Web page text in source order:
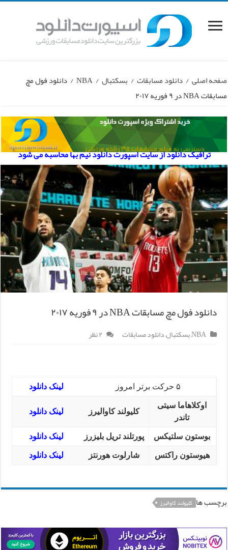
صفحه اصلی / دانلود مسابقات / بسکتبال /
NBA
/ دانلود فول مچ
مسابقات NBA در ۹ فوریه ۲۰۱۷
ترافیک دانلود از سایت اسپورت دانلود نیم بها محاسبه می شود
دانلود فول مچ مسابقات NBA در ۹ فوریه ۲۰۱۷
NBA
,بسکتبال,دانلود مسابقات ۲ نظر
۵ حرکت برتر امروز لینک دانلود
اوکلاهاما سیتی
تاندر
کلیولند کاوالیرز لینک دانلود
بوستون سلتیکس پورتلند تریل بلیزرز لینک دانلود
هیوستون راکتس شارلوت هورنتز لینک دانلود
برچسب ها کلیولند کاوالیرز